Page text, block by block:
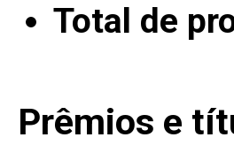
Total de
Prêmios e